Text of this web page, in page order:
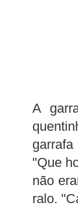
A
"Que
não
ralo.